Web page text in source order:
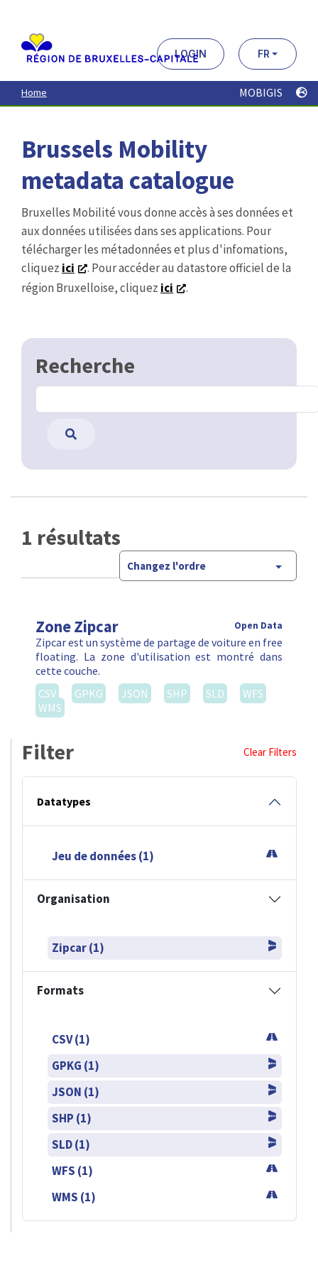
contenu
principal
LOGIN FR
Home MOBIGIS
Brussels Mobility
metadata catalogue
Bruxelles Mobilité vous donne accès à ses données et
aux données utilisées dans ses applications. Pour
télécharger les métadonnées et plus d'infomations,
cliquez ici
. Pour accéder au datastore officiel de la
région Bruxelloise, cliquez ici .
Recherche
1 résultats
Changez l'ordre
Zone Zipcar Open Data
Zipcar est un système de partage de voiture en free
floating. La zone d'utilisation est montré dans
cette couche.
CSV
GPKG JSON SHP SLD
WFS
WMS
Filter Clear Filters
Datatypes
Jeu de données (1)
Organisation
Zipcar (1)
Formats
CSV (1)
GPKG (1)
JSON (1)
SHP (1)
SLD (1)
WFS (1)
WMS (1)